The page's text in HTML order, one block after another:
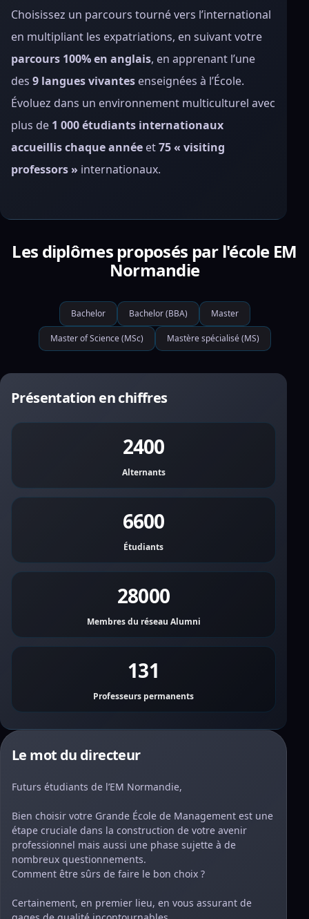
Choisissez un parcours tourné vers l’international
en multipliant les expatriations, en suivant votre
parcours 100% en anglais, en apprenant l’une
des 9 langues vivantes enseignées à l’École.
Évoluez dans un environnement multiculturel avec
plus de 1 000 étudiants internationaux
accueillis chaque année et75 « visiting
professors » internationaux.
Les diplômes proposés par l'école EM
Normandie
Bachelor Bachelor (BBA) Master
Master of Science (MSc) Mastère spécialisé (MS)
Présentation en chiffres
2400
Alternants
6600
Étudiants
28000
Membres du réseau Alumni
131
Professeurs permanents
Le mot du directeur
Futurs étudiants de l’EM Normandie,
Bien choisir votre Grande École de Management est une
étape cruciale dans la construction de votre avenir
professionnel mais aussi une phase sujette à de
nombreux questionnements.
Comment être sûrs de faire le bon choix ?
Certainement, en premier lieu, en vous assurant de